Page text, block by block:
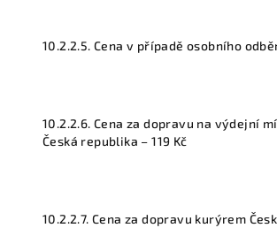
10.2.2.5. Cena v případě osobního
10.2.2.6. Cena za dopravu na výdejní
Česká republika – 119 Kč
10.2.2.7. Cena za dopravu kurýrem